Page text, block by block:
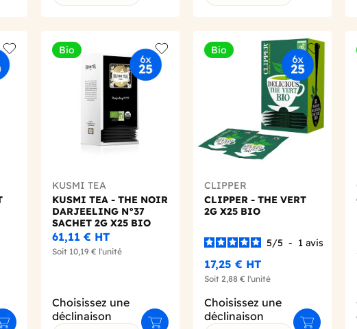
Add to wishlist
Bio
Add to wishlist
KUSMI TEA
KUSMI TEA - THE NOIR
DARJEELING N°37
SACHET 2G X25 BIO
61,11 € HT
Soit 10,19 € l'unité
Choisissez une
déclinaison
Bio
Add to
CLIPPER
CLIPPER - THE VERT
2G X25 BIO
5/5 - 1 avis
17,25 € HT
Soit 2,88 € l'unité
Choisissez une
déclinaison